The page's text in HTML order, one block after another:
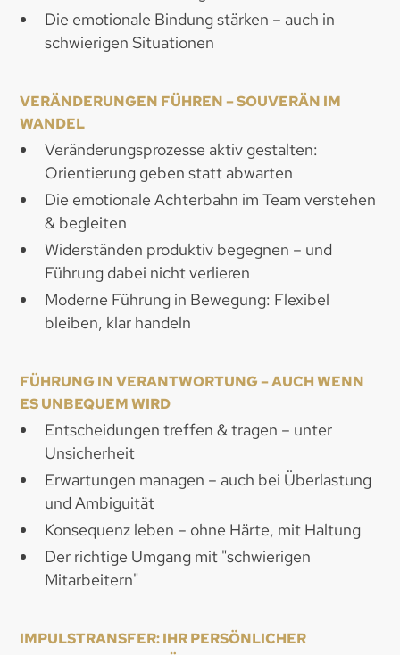
Die emotionale Bindung stärken – auch in
schwierigen Situationen
VERÄNDERUNGEN FÜHREN – SOUVERÄN IM
WANDEL
Veränderungsprozesse aktiv gestalten:
Orientierung geben statt abwarten
Die emotionale Achterbahn im Team verstehen
& begleiten
Widerständen produktiv begegnen – und
Führung dabei nicht verlieren
Moderne Führung in Bewegung: Flexibel
bleiben, klar handeln
FÜHRUNG IN VERANTWORTUNG – AUCH WENN
ES UNBEQUEM WIRD
Entscheidungen treffen & tragen – unter
Unsicherheit
Erwartungen managen – auch bei Überlastung
und Ambiguität
Konsequenz leben – ohne Härte, mit Haltung
Der richtige Umgang mit "schwierigen
Mitarbeitern"
IMPULSTRANSFER: IHR PERSÖNLICHER